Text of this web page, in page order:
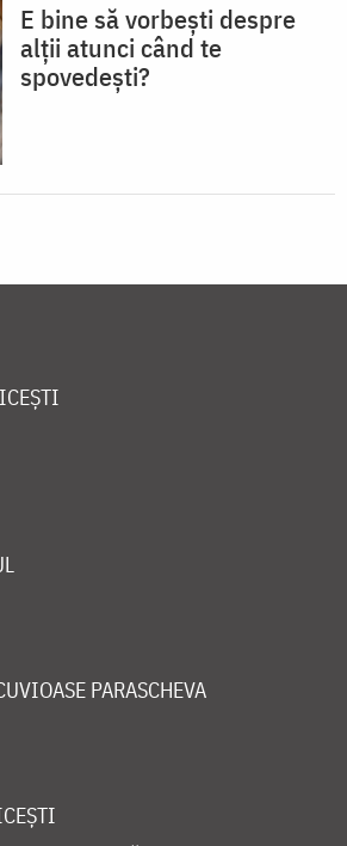
E bine să vorbești despre
alții atunci când te
spovedești?
PARASCHEVA